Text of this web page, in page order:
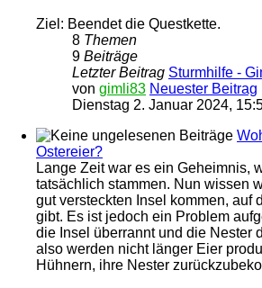
Ziel: Beendet die Questkette.
8 Themen
9 Beiträge
Letzter Beitrag Sturmhilfe -
von gimli83 Neuester Beitrag
Dienstag 2. Januar 2024,
Ostereier?
Lange Zeit war es ein Geheimnis,
tatsächlich stammen. Nun wissen
gut versteckten Insel kommen, auf
gibt. Es ist jedoch ein Problem
die Insel überrannt und die Nester
also werden nicht länger Eier
Hühnern, ihre Nester